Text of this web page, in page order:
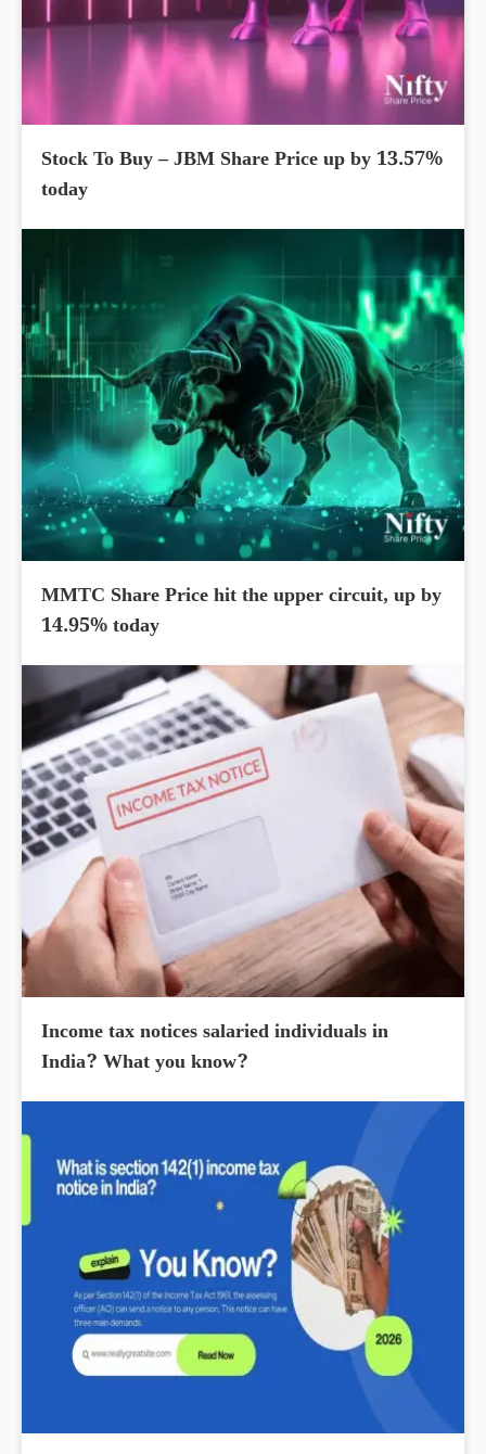
Stock To Buy – JBM Share Price up by 13.57%
today
MMTC Share Price hit the upper circuit, up by
14.95% today
Income tax notices salaried individuals in
India? What you know?